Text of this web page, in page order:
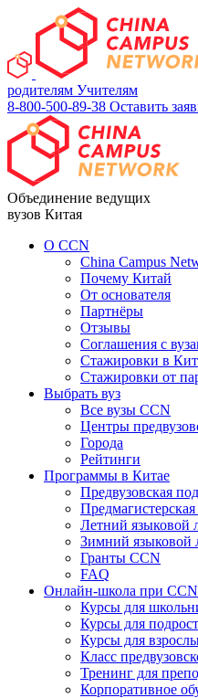
родителям Учителям
8-800-500-89-38 Оставить
Объединение ведущих
вузов Китая
О ССN
China Campus
Почему Китай
От основателя
Партнёры
Отзывы
Соглашения с
Стажировки в
Стажировки от
Выбрать вуз
Все вузы CCN
Центры
Города
Рейтинги
Программы в Китае
Предвузовская
Летний языковой
Зимний языковой
Гранты CCN
FAQ
Онлайн-школа при CCN
Курсы для
Курсы для
Курсы для
Класс
Тренинг для
Корпоративное